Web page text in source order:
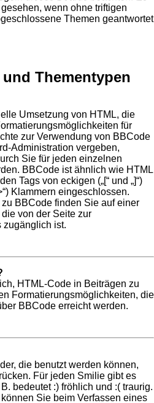
wenn ohne triftigen
Themen geantwortet
Thementypen
Umsetzung von HTML, die
für
zur Verwendung von BBCode
Administration vergeben,
Sie für jeden einzelnen
BBCode ist ähnlich wie HTML
Tags von eckigen („[“ und „]“)
Klammern eingeschlossen.
BBCode finden Sie auf einer
von der Seite zur
zugänglich ist.
HTML-Code in Beiträgen zu
Formatierungsmöglichkeiten, die
BBCode erreicht werden.
die benutzt werden können,
Für jeden Smilie gibt es
bedeutet :) fröhlich und :( traurig.
Sie beim Verfassen eines